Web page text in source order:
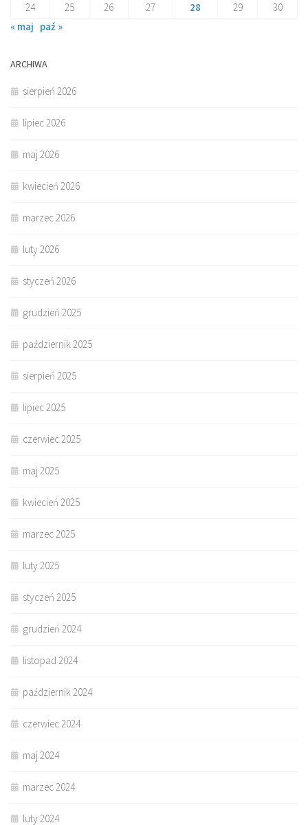
24
25 26 27 28 29
30
« maj paź »
ARCHIWA
sierpień 2026
lipiec 2026
maj 2026
kwiecień 2026
marzec 2026
luty 2026
styczeń 2026
grudzień 2025
październik 2025
sierpień 2025
lipiec 2025
czerwiec 2025
maj 2025
kwiecień 2025
marzec 2025
luty 2025
styczeń 2025
grudzień 2024
listopad 2024
październik 2024
czerwiec 2024
maj 2024
marzec 2024
luty 2024